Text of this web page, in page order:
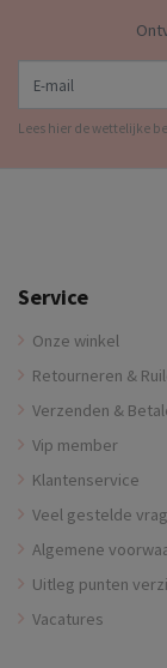
Lees hier de wettelijke
Service
Onze winkel
Retourneren &
Verzenden &
Vip member
Klantenservice
Veel gestelde
Algemene
Uitleg punten
Vacatures